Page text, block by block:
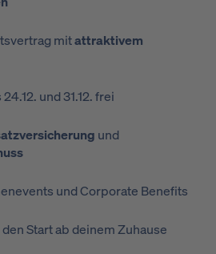
mitattraktivem
und 31.12. frei
und
und Corporate Benefits
Start ab deinem Zuhause